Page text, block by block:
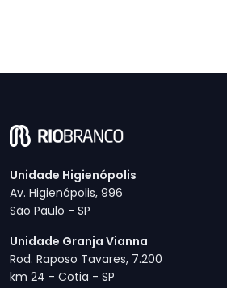
Unidade Higienópolis
Av. Higienópolis, 996
São Paulo - SP
Unidade Granja Vianna
Rod. Raposo Tavares, 7.200
km 24 - Cotia - SP